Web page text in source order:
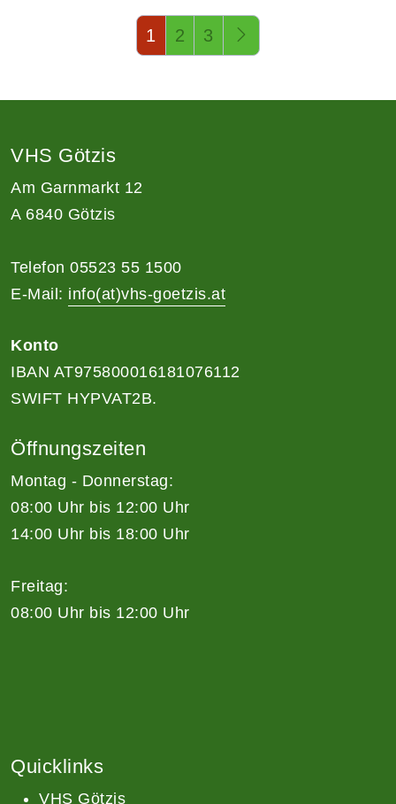
1 2 3
VHS Götzis
Am Garnmarkt 12
A 6840 Götzis
Telefon 05523 55 1500
E-Mail: info(at)vhs-goetzis.at
Konto
IBAN AT975800016181076112
SWIFT HYPVAT2B.
Öffnungszeiten
Montag - Donnerstag:
08:00 Uhr bis 12:00 Uhr
14:00 Uhr bis 18:00 Uhr
Freitag:
08:00 Uhr bis 12:00 Uhr
Quicklinks
VHS Götzis